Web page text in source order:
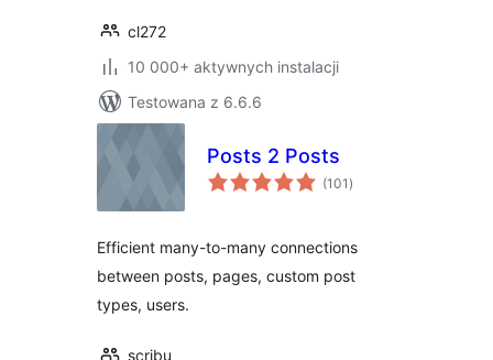
cl272
10 000+ aktywnych instalacji
Testowana z 6.6.6
Posts 2 Posts
(101 wszystkich
ocen
)
Efficient many-to-many connections
between posts, pages, custom post
types, users.
scribu